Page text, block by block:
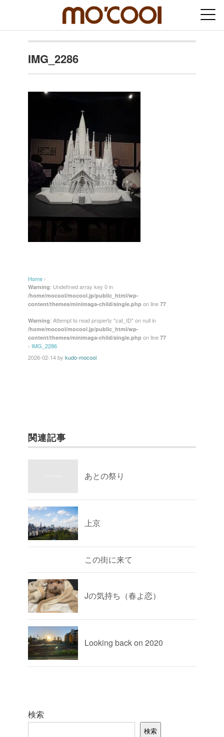
IMG_2286
Home ›
Warning: Undefined array key 0 in
/home/mocool/mocool.jp/public_html/wp-
content/themes/minimaga-child/single.php on line 77
Warning: Attempt to read property "cat_ID" on null in
/home/mocool/mocool.jp/public_html/wp-
content/themes/minimaga-child/single.php on line 77
› IMG_2286
2026-02-14by kudo-mocool
関連記事
あとの祭り
上京
この街に来て
Jの気持ち（春よ恋）
Looking back on 2020
検索
検索